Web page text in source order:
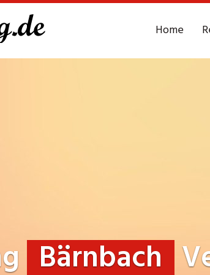
Home
Bärnbach